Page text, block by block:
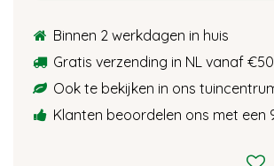
Binnen 2 werkdagen in huis
Gratis verzending in NL vanaf
Ook te bekijken in ons
Klanten beoordelen ons met een